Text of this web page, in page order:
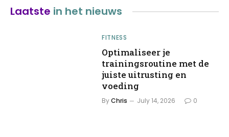
Laatste in het nieuws
FITNESS
Optimaliseer je
trainingsroutine met de
juiste uitrusting en
voeding
ByChris July 14, 2026 0